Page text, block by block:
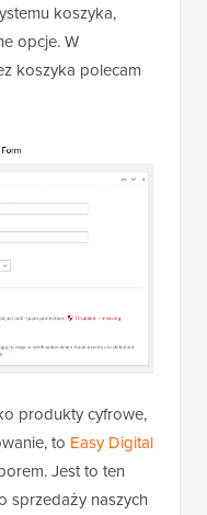
koszyka,
opcje. W
koszyka polecam
produkty cyfrowe,
to Easy Digital
Jest to ten
sprzedaży naszych